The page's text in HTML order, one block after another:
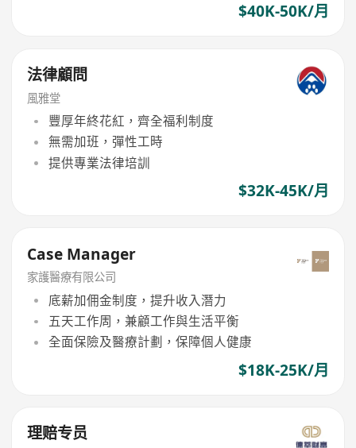
$40K-50K/月
法律顧問
風雅堂
豐厚年終花紅，齊全福利制度
無需加班，彈性工時
提供專業法律培訓
$32K-45K/月
Case Manager
家護醫療有限公司
底薪加佣金制度，提升收入潛力
五天工作周，兼顧工作與生活平衡
全面保險及醫療計劃，保障個人健康
$18K-25K/月
理赔专员